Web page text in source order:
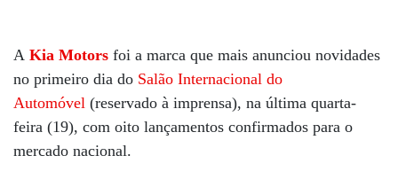
A Kia Motors foi a marca que mais anunciou novidades
no primeiro dia do Salão Internacional do
Automóvel (reservado à imprensa), na última quarta-
feira (19), com oito lançamentos confirmados para o
mercado nacional.